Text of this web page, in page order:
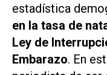
estadística
en la tasa de
Ley de
Embarazo. En